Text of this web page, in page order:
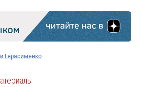
Герасименко